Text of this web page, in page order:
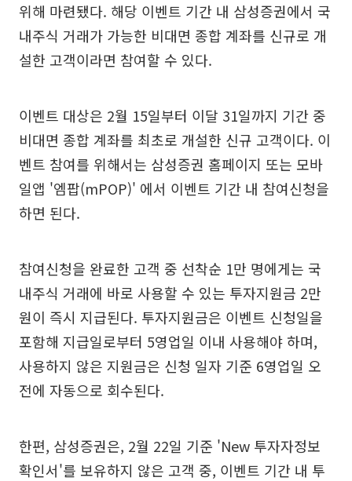
위해 마련됐다. 해당 이벤트 기간 내 삼성증권에서 국
내주식 거래가 가능한 비대면 종합 계좌를 신규로 개
설한 고객이라면 참여할 수 있다.
이벤트 대상은 2월 15일부터 이달 31일까지 기간 중
비대면 종합 계좌를 최초로 개설한 신규 고객이다. 이
벤트 참여를 위해서는 삼성증권 홈페이지 또는 모바
일앱 '엠팝(mPOP)' 에서 이벤트 기간 내 참여신청을
하면 된다.
참여신청을 완료한 고객 중 선착순 1만 명에게는 국
내주식 거래에 바로 사용할 수 있는 투자지원금 2만
원이 즉시 지급된다. 투자지원금은 이벤트 신청일을
포함해 지급일로부터 5영업일 이내 사용해야 하며,
사용하지 않은 지원금은 신청 일자 기준 6영업일 오
전에 자동으로 회수된다.
한편, 삼성증권은, 2월 22일 기준 'New 투자자정보
확인서'를 보유하지 않은 고객 중, 이벤트 기간 내 투